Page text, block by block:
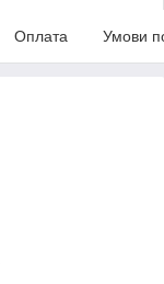
Оплата Умови